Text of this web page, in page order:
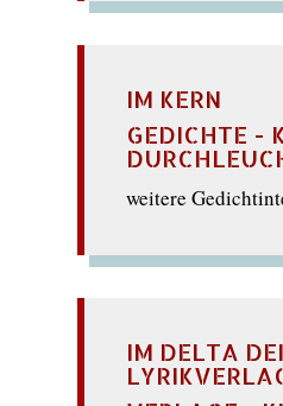
IM KERN
GEDICHTE -
weitere
IM DELTA